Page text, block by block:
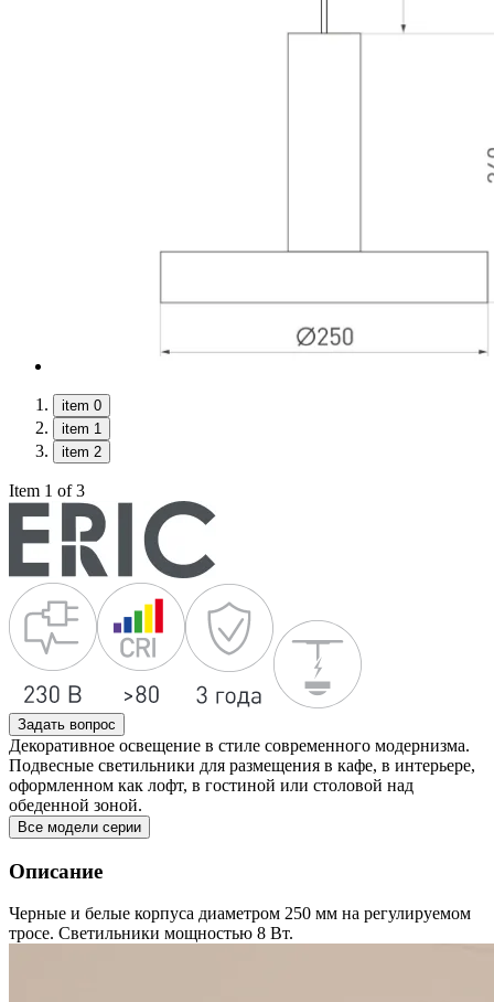
item 0
item 1
item 2
Item 1 of 3
Задать вопрос
Декоративное освещение в стиле современного модернизма.
Подвесные светильники для размещения в кафе, в интерьере,
оформленном как лофт, в гостиной или столовой над
обеденной зоной.
Все модели серии
Описание
Черные и белые корпуса диаметром 250 мм на регулируемом
тросе. Светильники мощностью 8 Вт.